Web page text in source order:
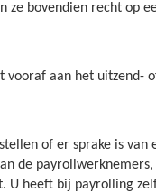
ze bovendien recht op
vooraf aan het uitzend-
of er sprake is van
de
U heeft bij payrolling